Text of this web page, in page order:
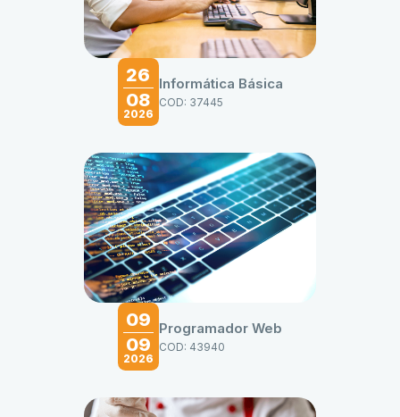
26
08
2026
Informática Básica
COD: 37445
09
09
2026
Programador Web
COD: 43940